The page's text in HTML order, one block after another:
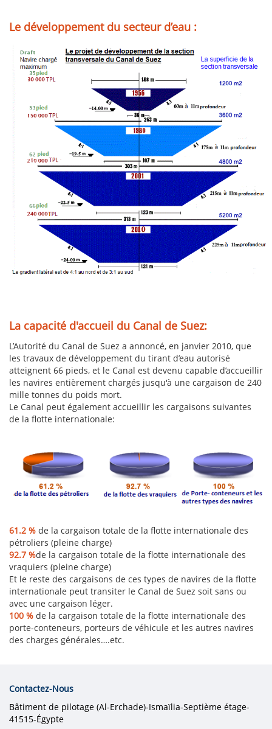
Le développement du secteur d’eau :
La capacité d'accueil du Canal de Suez:
L’Autorité du Canal de Suez a annoncé, en janvier 2010, que
les travaux de développement du tirant d’eau autorisé
atteignent 66 pieds, et le Canal est devenu capable d’accueillir
les navires entièrement chargés jusqu'à une cargaison de 240
mille tonnes du poids mort.
Le Canal peut également accueillir les cargaisons suivantes
de la flotte internationale:
61.2 % de la cargaison totale de la flotte internationale des
pétroliers (pleine charge)
92.7 %de la cargaison totale de la flotte internationale des
vraquiers (pleine charge)
Et le reste des cargaisons de ces types de navires de la flotte
internationale peut transiter le Canal de Suez soit sans ou
avec une cargaison léger.
100 % de la cargaison totale de la flotte internationale des
porte-conteneurs, porteurs de véhicule et les autres navires
des charges générales….etc.
Contactez-Nous
Bâtiment de pilotage (Al-Erchade)-Ismaïlia-Septième étage-
41515-Égypte